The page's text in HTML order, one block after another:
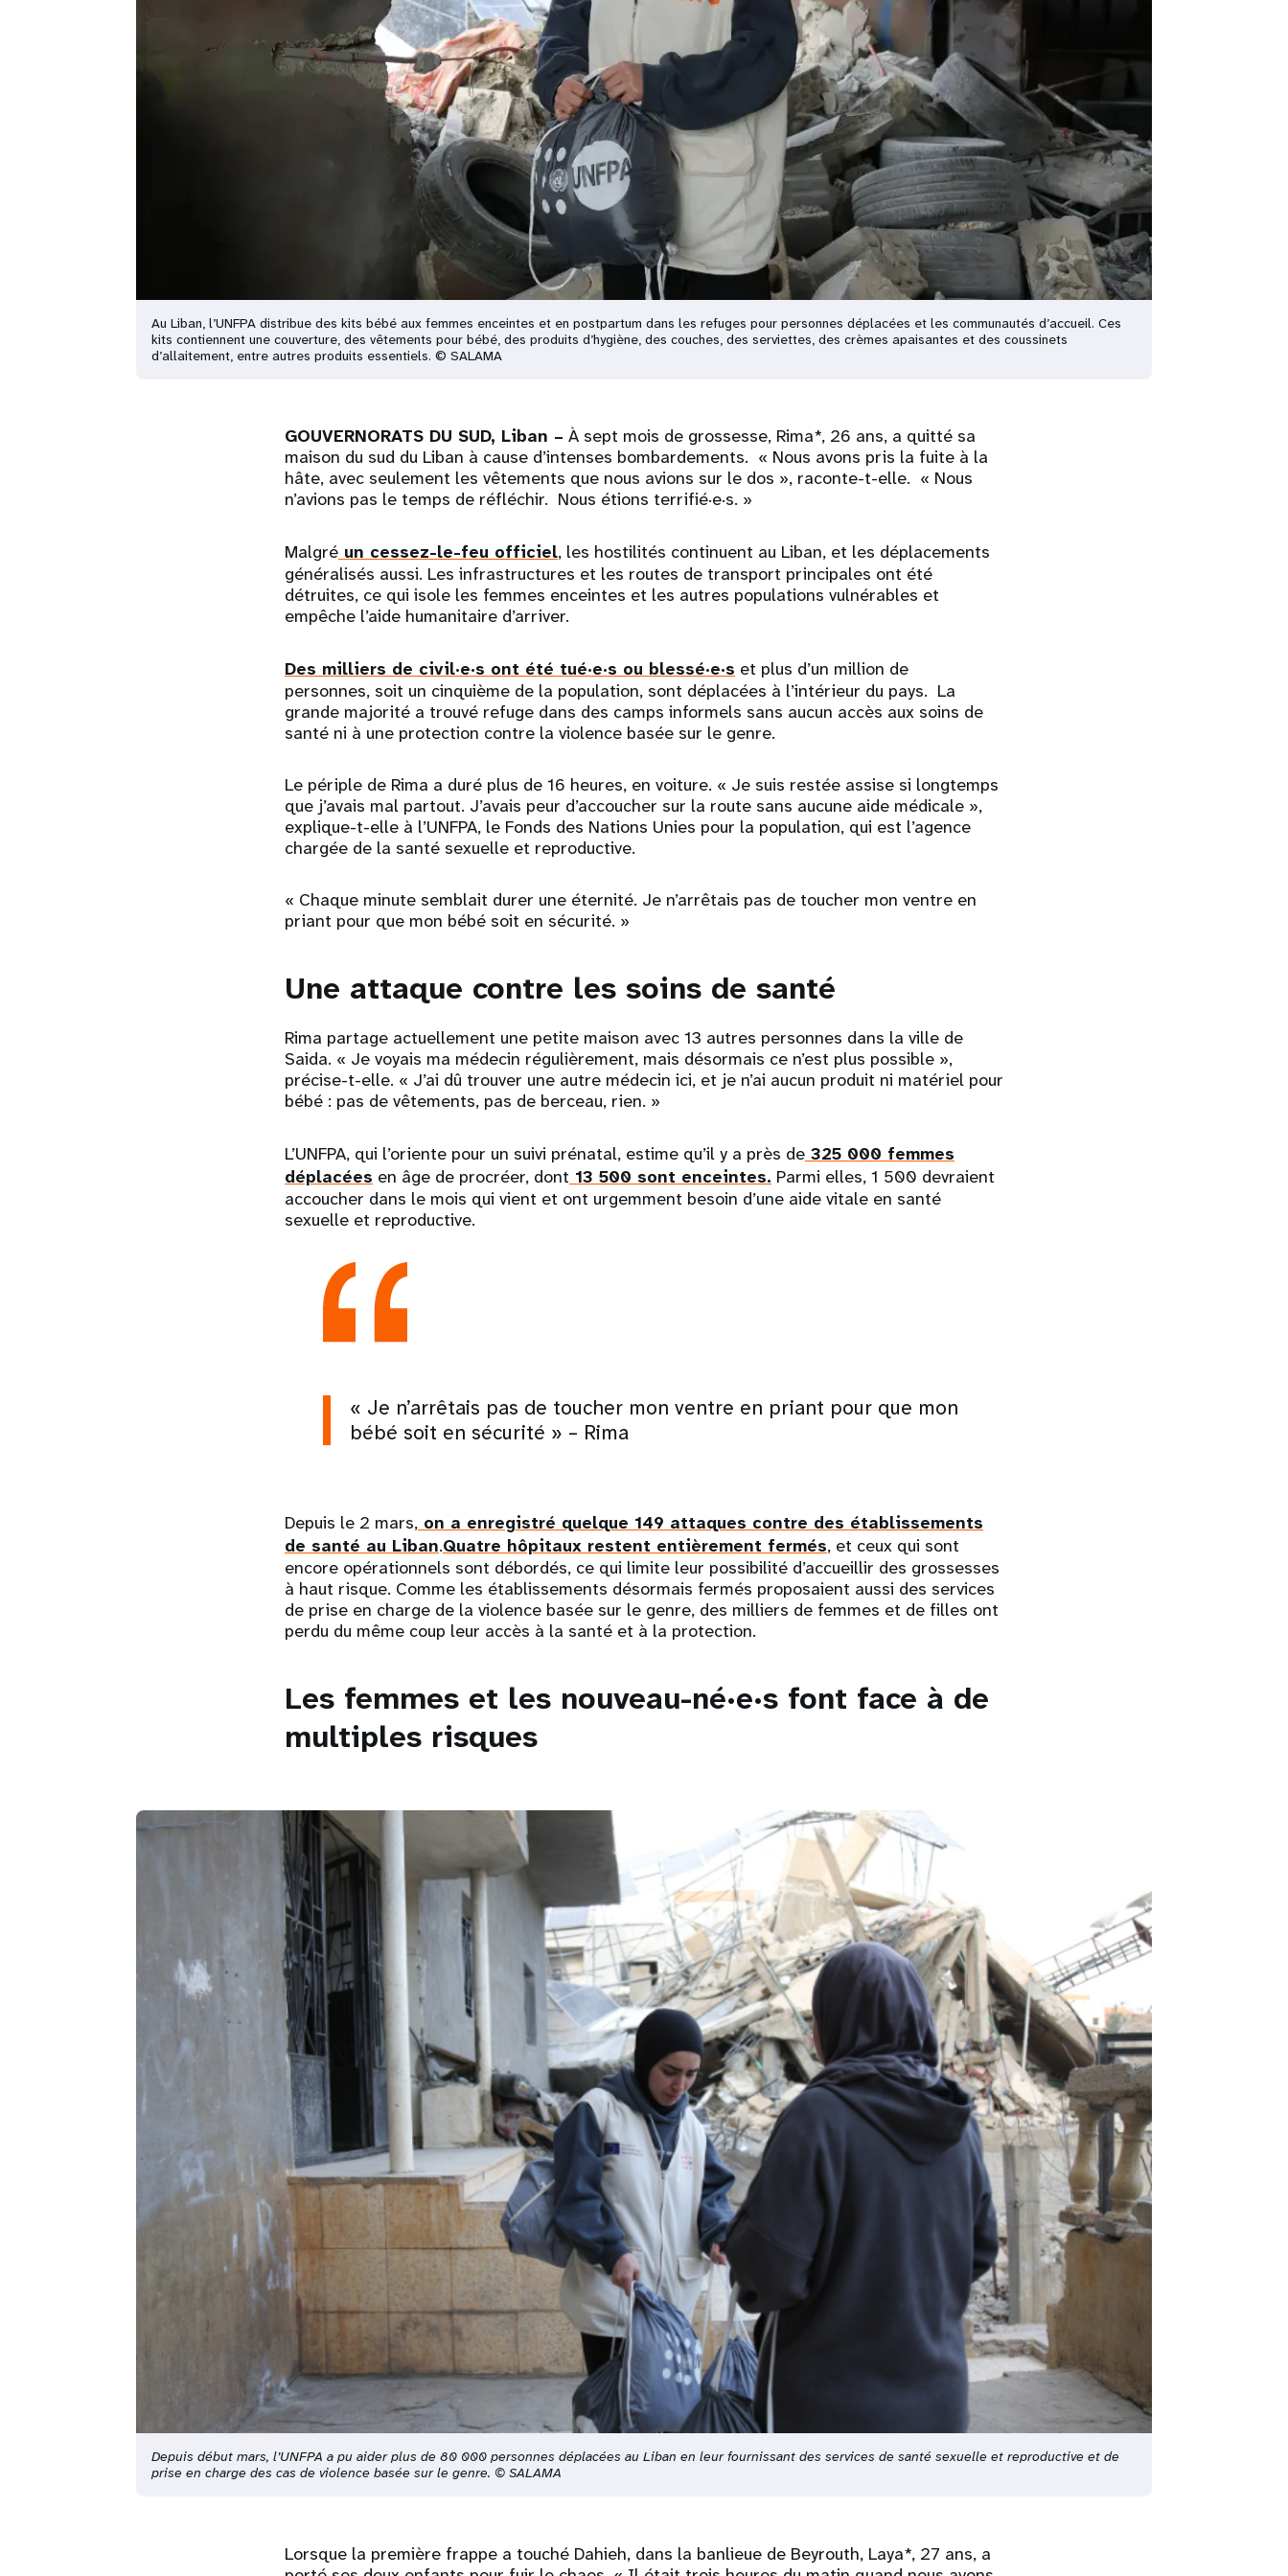
Au Liban, l’UNFPA distribue des kits bébé aux femmes enceintes et en postpartum dans les refuges pour personnes déplacées et les communautés d’accueil. Ces
kits contiennent une couverture, des vêtements pour bébé, des produits d’hygiène, des couches, des serviettes, des crèmes apaisantes et des coussinets
d’allaitement, entre autres produits essentiels. © SALAMA
GOUVERNORATS DU SUD, Liban – À sept mois de grossesse, Rima*, 26 ans, a quitté sa
maison du sud du Liban à cause d’intenses bombardements. « Nous avons pris la fuite à la
hâte, avec seulement les vêtements que nous avions sur le dos », raconte-t-elle. « Nous
n’avions pas le temps de réfléchir. Nous étions terrifié·e·s. »
Malgré un cessez-le-feu officiel, les hostilités continuent au Liban, et les déplacements
généralisés aussi. Les infrastructures et les routes de transport principales ont été
détruites, ce qui isole les femmes enceintes et les autres populations vulnérables et
empêche l’aide humanitaire d’arriver.
Des milliers de civil·e·s ont été tué·e·s ou blessé·e·s et plus d’un million de
personnes, soit un cinquième de la population, sont déplacées à l’intérieur du pays. La
grande majorité a trouvé refuge dans des camps informels sans aucun accès aux soins de
santé ni à une protection contre la violence basée sur le genre.
Le périple de Rima a duré plus de 16 heures, en voiture. « Je suis restée assise si longtemps
que j’avais mal partout. J’avais peur d’accoucher sur la route sans aucune aide médicale »,
explique-t-elle à l’UNFPA, le Fonds des Nations Unies pour la population, qui est l’agence
chargée de la santé sexuelle et reproductive.
« Chaque minute semblait durer une éternité. Je n’arrêtais pas de toucher mon ventre en
priant pour que mon bébé soit en sécurité. »
Une attaque contre les soins de santé
Rima partage actuellement une petite maison avec 13 autres personnes dans la ville de
Saida. « Je voyais ma médecin régulièrement, mais désormais ce n’est plus possible »,
précise-t-elle. « J’ai dû trouver une autre médecin ici, et je n’ai aucun produit ni matériel pour
bébé : pas de vêtements, pas de berceau, rien. »
L’UNFPA, qui l’oriente pour un suivi prénatal, estime qu’il y a près de 325 000 femmes
déplacées en âge de procréer, dont 13 500 sont enceintes. Parmi elles, 1 500 devraient
accoucher dans le mois qui vient et ont urgemment besoin d’une aide vitale en santé
sexuelle et reproductive.
« Je n’arrêtais pas de toucher mon ventre en priant pour que mon
bébé soit en sécurité » – Rima
Depuis le 2 mars, on a enregistré quelque 149 attaques contre des établissements
de santé au Liban.Quatre hôpitaux restent entièrement fermés, et ceux qui sont
encore opérationnels sont débordés, ce qui limite leur possibilité d’accueillir des grossesses
à haut risque. Comme les établissements désormais fermés proposaient aussi des services
de prise en charge de la violence basée sur le genre, des milliers de femmes et de filles ont
perdu du même coup leur accès à la santé et à la protection.
Les femmes et les nouveau-né·e·s font face à de
multiples risques
Depuis début mars, l’UNFPA a pu aider plus de 80 000 personnes déplacées au Liban en leur fournissant des services de santé sexuelle et reproductive et de
prise en charge des cas de violence basée sur le genre. © SALAMA
Lorsque la première frappe a touché Dahieh, dans la banlieue de Beyrouth, Laya*, 27 ans, a